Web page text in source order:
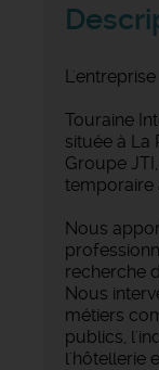
L'entreprise
Touraine
située à La
Groupe
temporaire
Nous
recherche
Nous
métiers
publics,
l'hôtellerie